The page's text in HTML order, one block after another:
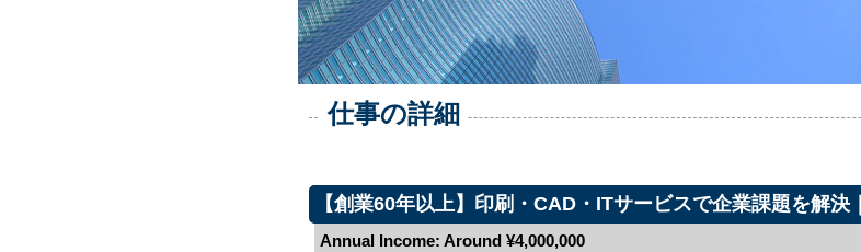
仕事の詳細
【創業60年以上】印刷・CAD・ITサービスで企業課題を解決
Annual Income: Around ¥4,000,000